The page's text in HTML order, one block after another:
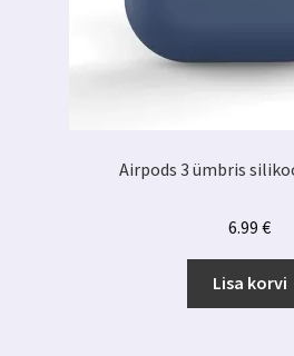
Airpods 3 ümbris
6.99 €
Lisa korvi